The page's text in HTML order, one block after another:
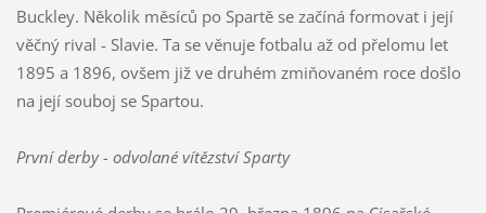
Buckley. Několik měsíců po Spartě se začíná formovat i její
věčný rival - Slavie. Ta se věnuje fotbalu až od přelomu let
1895 a 1896, ovšem již ve druhém zmiňovaném roce došlo
na její souboj se Spartou.
První derby - odvolané vítězství Sparty